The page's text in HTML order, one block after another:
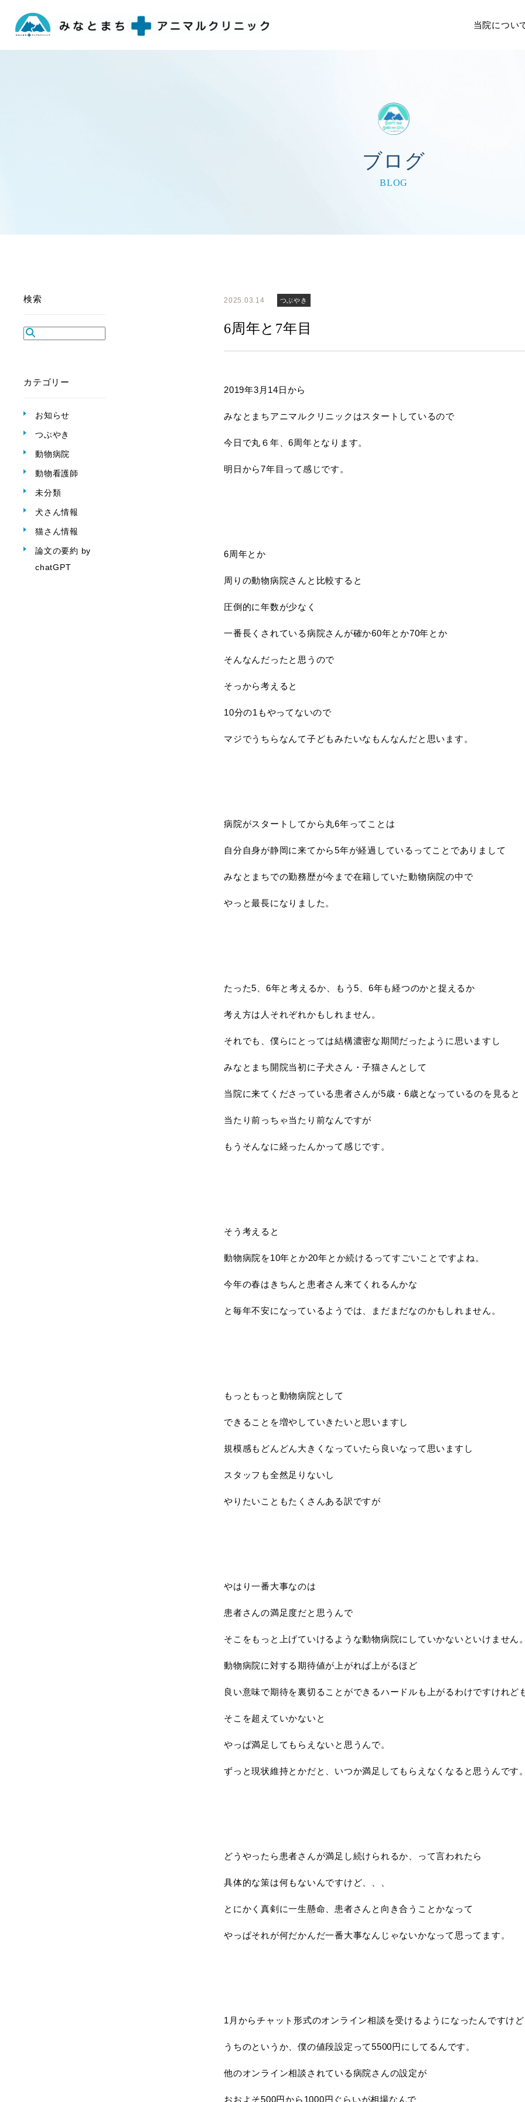
当院につい
ブログ
BLOG
検索
カテゴリー
お知らせ
つぶやき
動物病院
動物看護師
未分類
犬さん情報
猫さん情報
論文の要約 by
chatGPT
2025.03.14 つぶやき
6周年と7年目
2019年3月14日から
みなとまちアニマルクリニックはスタートしているので
今日で丸６年、6周年となります。
明日から7年目って感じです。
6周年とか
周りの動物病院さんと比較すると
圧倒的に年数が少なく
一番長くされている病院さんが確か60年とか70年とか
そんなんだったと思うので
そっから考えると
10分の1もやってないので
マジでうちらなんて子どもみたいなもんなんだと思います。
病院がスタートしてから丸6年ってことは
自分自身が静岡に来てから5年が経過しているってことでありまして
みなとまちでの勤務歴が今まで在籍していた動物病院の中で
やっと最長になりました。
たった5、6年と考えるか、もう5、6年も経つのかと捉えるか
考え方は人それぞれかもしれません。
それでも、僕らにとっては結構濃密な期間だったように思いますし
みなとまち開院当初に子犬さん・子猫さんとして
当院に来てくださっている患者さんが5歳・6歳となっているのを見ると
当たり前っちゃ当たり前なんですが
もうそんなに経ったんかって感じです。
そう考えると
動物病院を10年とか20年とか続けるってすごいことですよね。
今年の春はきちんと患者さん来てくれるんかな
と毎年不安になっているようでは、まだまだなのかもしれません。
もっともっと動物病院として
できることを増やしていきたいと思いますし
規模感もどんどん大きくなっていたら良いなって思いますし
スタッフも全然足りないし
やりたいこともたくさんある訳ですが
やはり一番大事なのは
患者さんの満足度だと思うんで
そこをもっと上げていけるような動物病院にしていかないといけません。
動物病院に対する期待値が上がれば上がるほど
良い意味で期待を裏切ることができるハードルも上がるわけですけれど
そこを超えていかないと
やっぱ満足してもらえないと思うんで。
ずっと現状維持とかだと、いつか満足してもらえなくなると思うんです。
どうやったら患者さんが満足し続けられるか、って言われたら
具体的な策は何もないんですけど、、、
とにかく真剣に一生懸命、患者さんと向き合うことかなって
やっぱそれが何だかんだ一番大事なんじゃないかなって思ってます。
1月からチャット形式のオンライン相談を受けるようになったんですけど
うちのというか、僕の値段設定って5500円にしてるんです。
他のオンライン相談されている病院さんの設定が
おおよそ500円から1000円ぐらいが相場なんで